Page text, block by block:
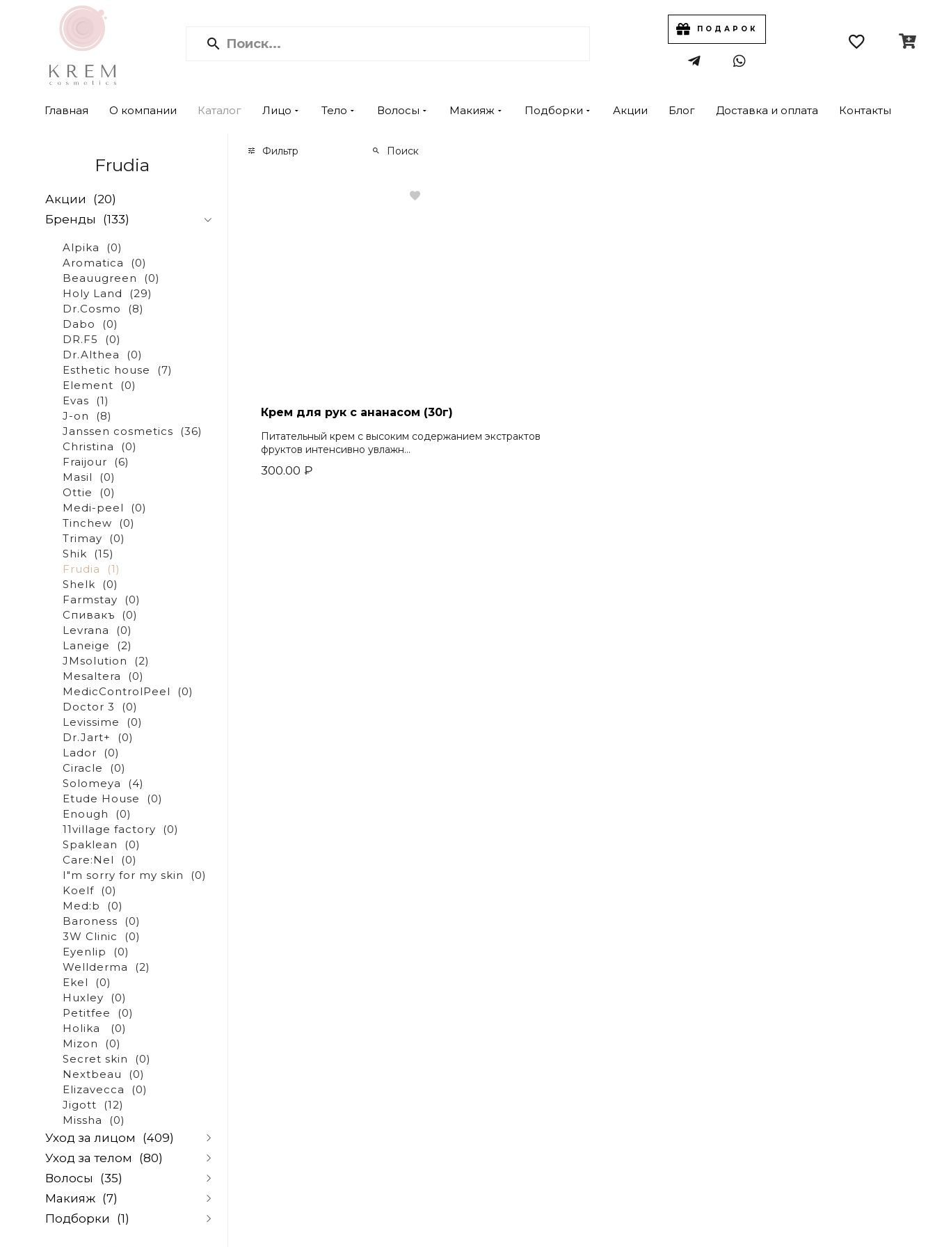
ПОДАРОК
Главная О компании Каталог Лицо Тело Волосы Макияж Подборки Акции Блог Доставка и оплата Контакты
Frudia
Акции
(20)
Бренды
(133)
Alpika
(0)
Aromatica
(0)
Beauugreen
(0)
Holy Land
(29)
Dr.Cosmo
(8)
Dabo
(0)
DR.F5
(0)
Dr.Althea
(0)
Esthetic house
(7)
Element
(0)
Evas
(1)
J-on
(8)
Janssen cosmetics
(36)
Christina
(0)
Fraijour
(6)
Masil
(0)
Ottie
(0)
Medi-peel
(0)
Tinchew
(0)
Trimay
(0)
Shik
(15)
Frudia
(1)
Shelk
(0)
Farmstay
(0)
Спивакъ
(0)
Levrana
(0)
Laneige
(2)
JMsolution
(2)
Mesaltera
(0)
MedicControlPeel
(0)
Doctor 3
(0)
Levissime
(0)
Dr.Jart+
(0)
Lador
(0)
Ciracle
(0)
Solomeya
(4)
Etude House
(0)
Enough
(0)
11village factory
(0)
Spaklean
(0)
Care:Nel
(0)
I"m sorry for my skin
(0)
Koelf
(0)
Med:b
(0)
Baroness
(0)
3W Clinic
(0)
Eyenlip
(0)
Wellderma
(2)
Ekel
(0)
Huxley
(0)
Petitfee
(0)
Holika
(0)
Mizon
(0)
Secret skin
(0)
Nextbeau
(0)
Elizavecca
(0)
Jigott
(12)
Missha
(0)
Уход за лицом (409)
Очищение и снятие
макияжа
Скрабы и скатки
Пилинги
(14)
Тоники и лосьоны
Уход за телом (80)
Очищение
Скрабы для тела
Уход за руками
Волосы (35)
Шампуни
Кондиционеры и
Макияж (7)
Базы и основы под
Подборки (1)
Фильтр Поиск
Крем для рук c ананасом (30г)
Питательный крем с высоким содержанием экстрактов
фруктов интенсивно увлажн...
₽
300.00